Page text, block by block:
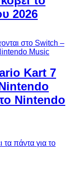
2026
Kart 7
το Nintendo